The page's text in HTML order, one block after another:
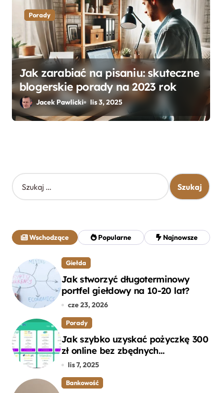
Porady
Jak zarabiać na pisaniu: skuteczne
blogerskie porady na 2023 rok
Jacek Pawlicki lis 3, 2025
S
z
j
:
Wschodzące Popularne Najnowsze
Giełda
Jak stworzyć długoterminowy
portfel giełdowy na 10-20 lat?
cze 23, 2026
Porady
Jak szybko uzyskać pożyczkę 300
zł online bez zbędnych
formalności?
lis 7, 2025
Bankowość